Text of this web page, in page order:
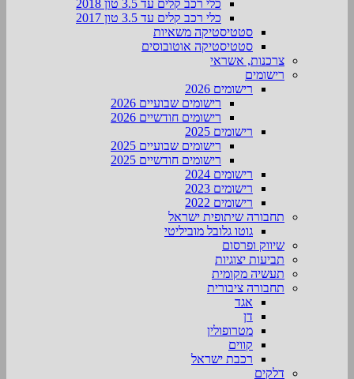
כלי רכב קלים עד 3.5 טון 2018
כלי רכב קלים עד 3.5 טון 2017
סטטיסטיקה משאיות
סטטיסטיקה אוטובוסים
צרכנות, אשראי
רישומים
רישומים 2026
רישומים שבועיים 2026
רישומים חודשיים 2026
רישומים 2025
רישומים שבועיים 2025
רישומים חודשיים 2025
רישומים 2024
רישומים 2023
רישומים 2022
תחבורה שיתופית ישראל
גוטו גלובל מוביליטי
שיווק ופרסום
תביעות יצוגיות
תעשיה מקומית
תחבורה ציבורית
אגד
דן
מטרופולין
קווים
רכבת ישראל
דלקים